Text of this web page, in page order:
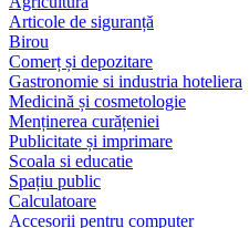
Articole de siguranță
Birou
Comerț și depozitare
Gastronomie si industria hoteliera
Medicină și cosmetologie
Menținerea curățeniei
Publicitate și imprimare
Scoala si educatie
Spațiu public
Calculatoare
Accesorii pentru computer